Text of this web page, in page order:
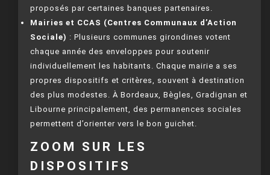
proposés par certaines banques partenaires.
Mairies et CCAS (Centres Communaux d’Action
Sociale) : Plusieurs communes girondines votent
chaque année des enveloppes pour soutenir
individuellement les habitants. Chaque mairie a ses
propres dispositifs et critères, souvent à destination
des plus modestes. À Bordeaux, Bègles, Gradignan et
Libourne principalement, des permanences sociales
permettent d’orienter vers le bon guichet.
ZOOM SUR LES
DISPOSITIFS